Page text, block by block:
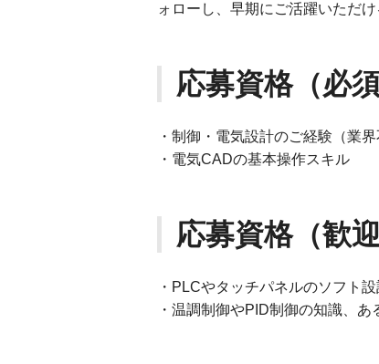
ォローし、早期にご活躍いただ
応募資格（必須
・制御・電気設計のご経験（業界
・電気CADの基本操作スキル
応募資格（歓迎
・PLCやタッチパネルのソフト
・温調制御やPID制御の知識、